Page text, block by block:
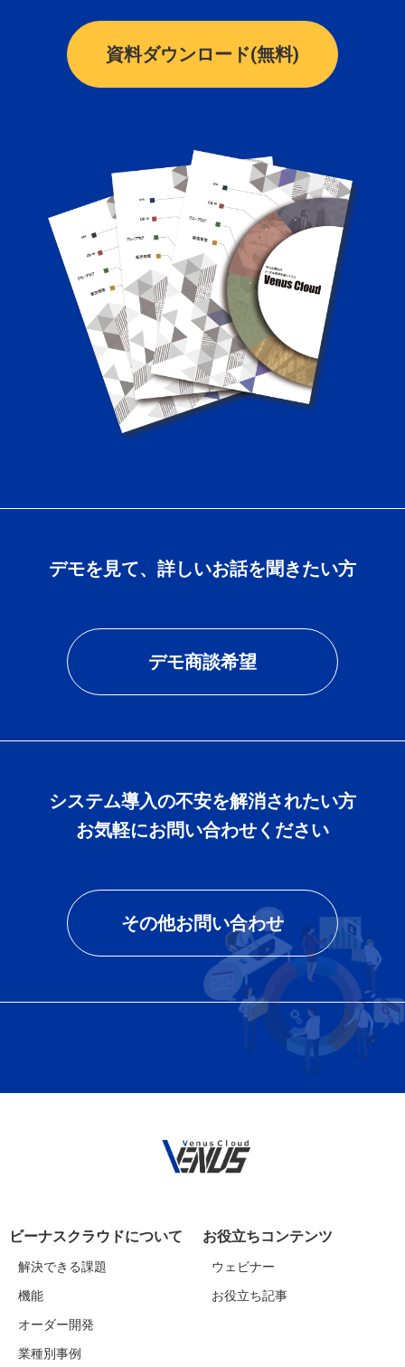
資料ダウンロード(無料)
デモを見て、詳しいお話を聞きたい方
デモ商談希望
システム導入の不安を解消されたい方
お気軽にお問い合わせください
その他お問い合わせ
ビーナスクラウドについて
解決できる課題
機能
オーダー開発
業種別事例
お役立ちコンテンツ
ウェビナー
お役立ち記事